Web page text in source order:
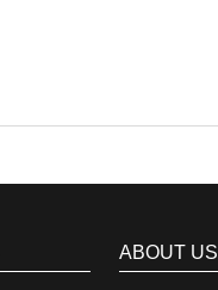
ABOUT US